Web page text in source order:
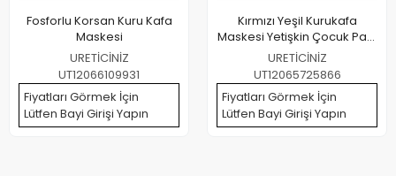
Fosforlu Korsan Kuru Kafa
Maskesi
URETİCİNİZ
UT12066109931
Fiyatları Görmek İçin
Lütfen Bayi Girişi Yapın
Kırmızı Yeşil Kurukafa
Maskesi Yetişkin Çocuk Parti
Maskesi
URETİCİNİZ
UT12065725866
Fiyatları Görmek İçin
Lütfen Bayi Girişi Yapın